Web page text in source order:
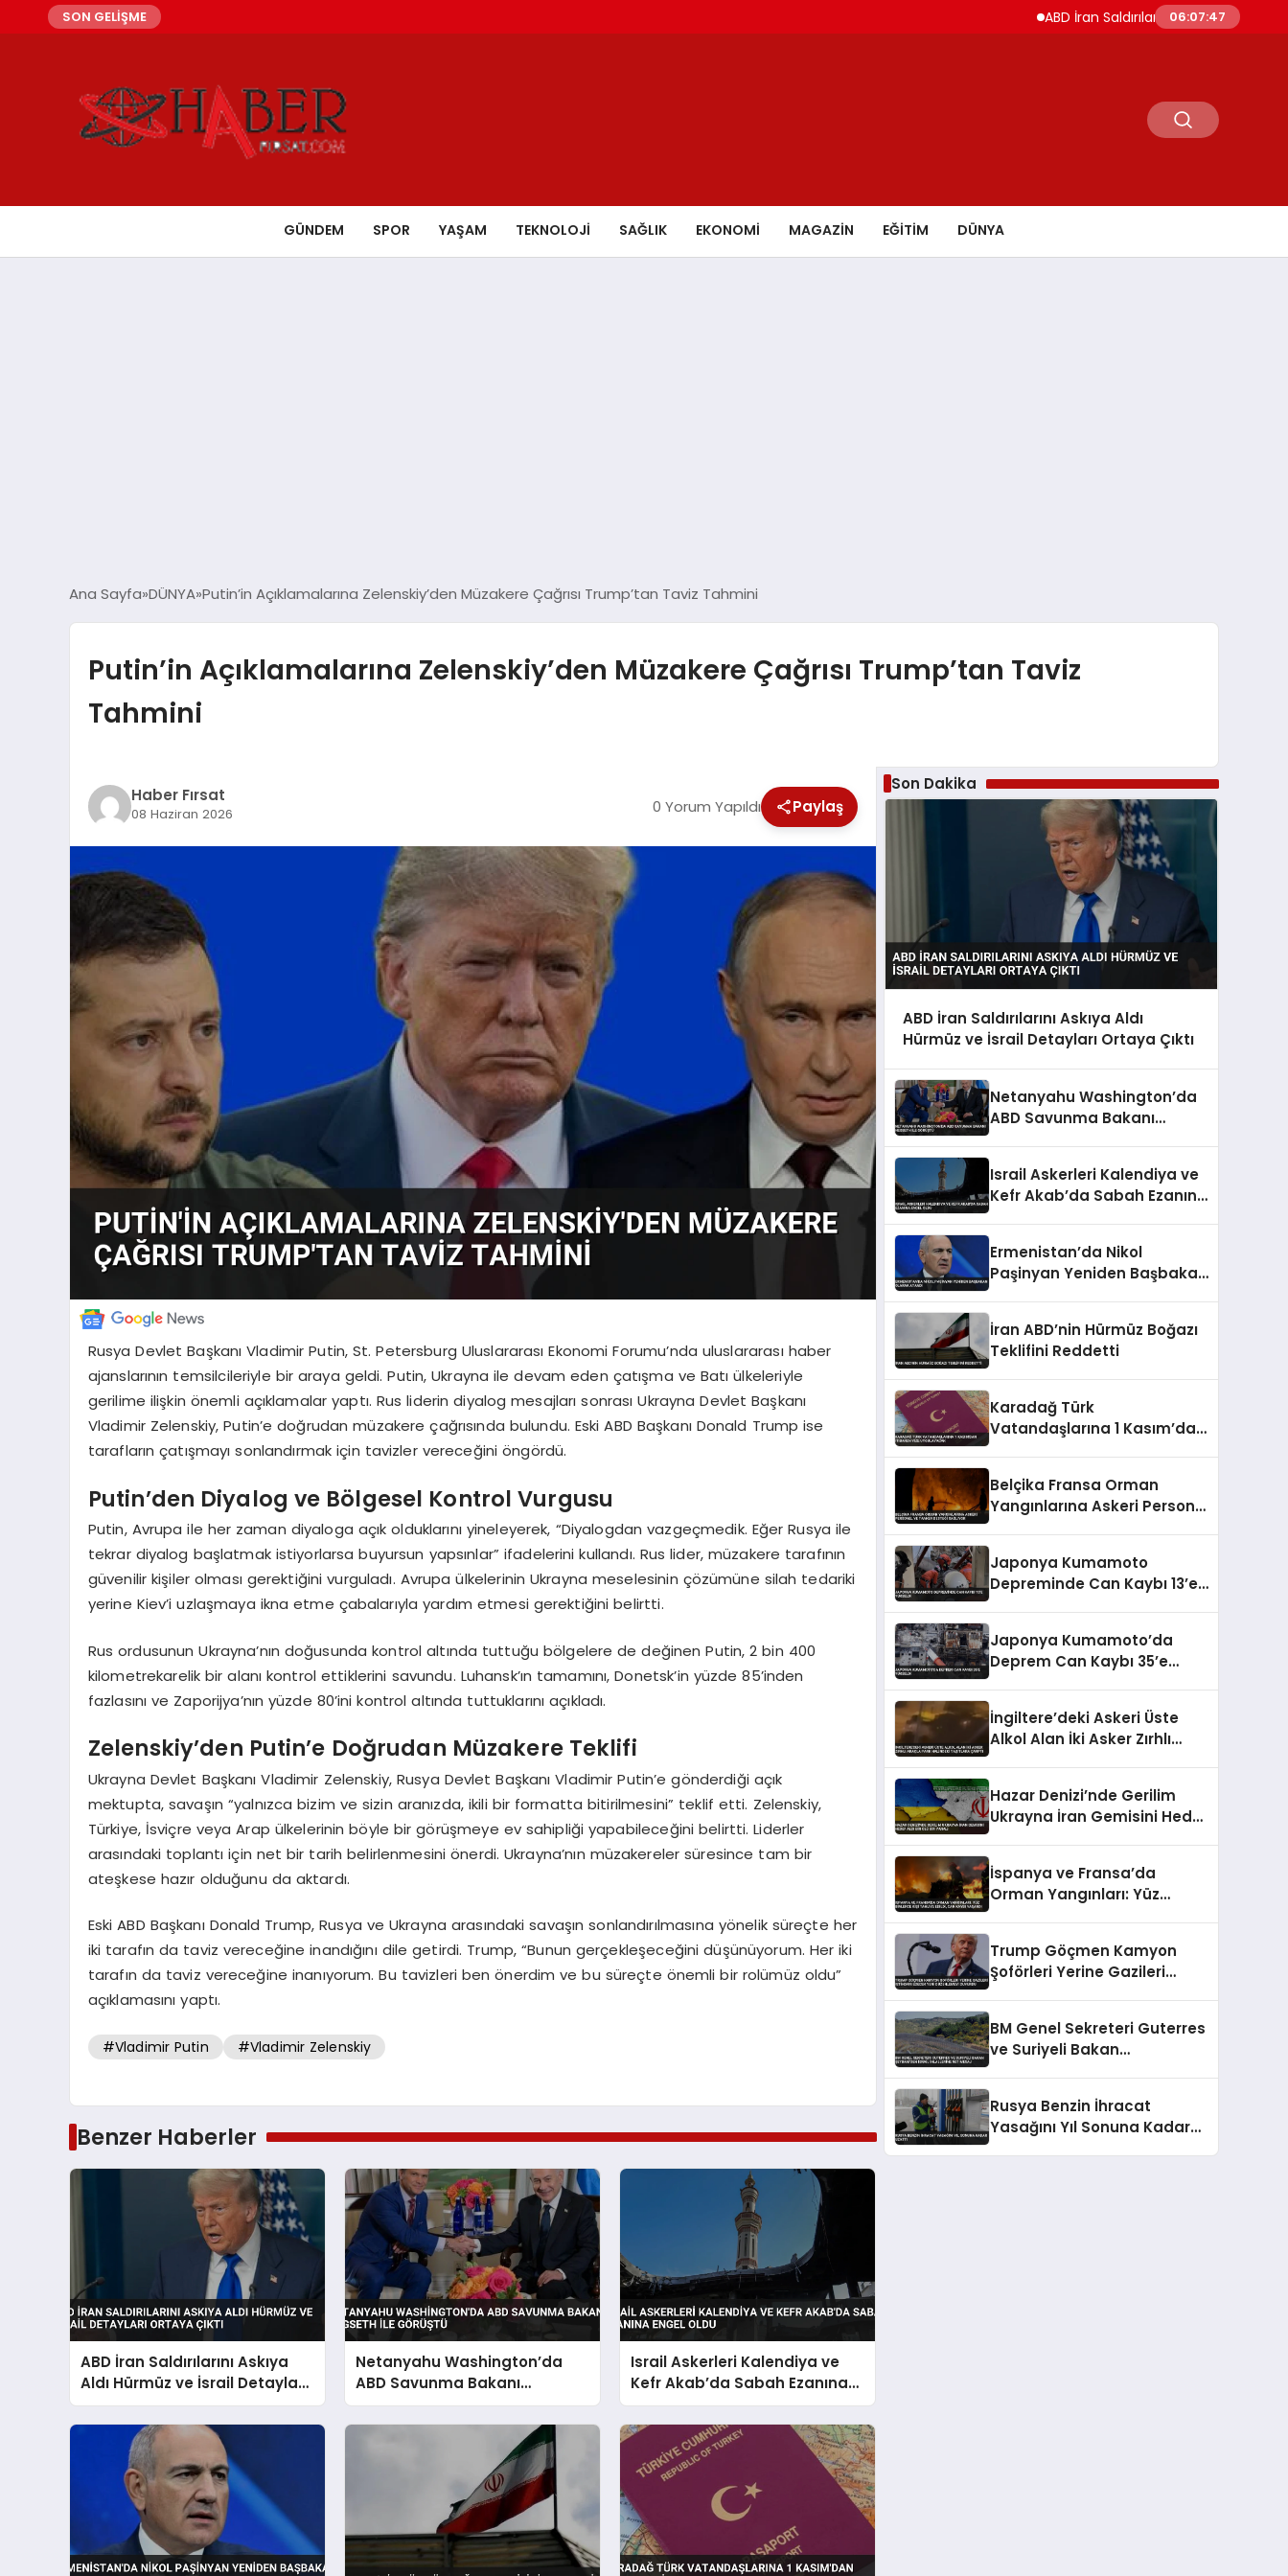
SON GELİŞME ABD İran Saldırılarını Askıya Aldı Hürmüz
06:07:48
GÜNDEM SPOR YAŞAM TEKNOLOJİ SAĞLIK EKONOMİ MAGAZİN EĞİTİM DÜNYA
Ana Sayfa DÜNYA Putin’in Açıklamalarına Zelenskiy’den Müzakere Çağrısı Trump’tan Taviz Tahmini
Putin’in Açıklamalarına Zelenskiy’den Müzakere Çağrısı Trump’tan Taviz
Tahmini
Haber Fırsat
08 Haziran 2026 0 Yorum Yapıldı Paylaş
Rusya Devlet Başkanı Vladimir Putin, St. Petersburg Uluslararası Ekonomi Forumu’nda uluslararası haber
ajanslarının temsilcileriyle bir araya geldi. Putin, Ukrayna ile devam eden çatışma ve Batı ülkeleriyle
gerilime ilişkin önemli açıklamalar yaptı. Rus liderin diyalog mesajları sonrası Ukrayna Devlet Başkanı
Vladimir Zelenskiy, Putin’e doğrudan müzakere çağrısında bulundu. Eski ABD Başkanı Donald Trump ise
tarafların çatışmayı sonlandırmak için tavizler vereceğini öngördü.
Putin’den Diyalog ve Bölgesel Kontrol Vurgusu
Putin, Avrupa ile her zaman diyaloga açık olduklarını yineleyerek, “Diyalogdan vazgeçmedik. Eğer Rusya ile
tekrar diyalog başlatmak istiyorlarsa buyursun yapsınlar” ifadelerini kullandı. Rus lider, müzakere tarafının
güvenilir kişiler olması gerektiğini vurguladı. Avrupa ülkelerinin Ukrayna meselesinin çözümüne silah tedariki
yerine Kiev’i uzlaşmaya ikna etme çabalarıyla yardım etmesi gerektiğini belirtti.
Rus ordusunun Ukrayna’nın doğusunda kontrol altında tuttuğu bölgelere de değinen Putin, 2 bin 400
kilometrekarelik bir alanı kontrol ettiklerini savundu. Luhansk’ın tamamını, Donetsk’in yüzde 85’inden
fazlasını ve Zaporijya’nın yüzde 80’ini kontrol altında tuttuklarını açıkladı.
Zelenskiy’den Putin’e Doğrudan Müzakere Teklifi
Ukrayna Devlet Başkanı Vladimir Zelenskiy, Rusya Devlet Başkanı Vladimir Putin’e gönderdiği açık
mektupta, savaşın “yalnızca bizim ve sizin aranızda, ikili bir formatta bitirilmesini” teklif etti. Zelenskiy,
Türkiye, İsviçre veya Arap ülkelerinin böyle bir görüşmeye ev sahipliği yapabileceğini belirtti. Liderler
arasındaki toplantı için net bir tarih belirlenmesini önerdi. Ukrayna’nın müzakereler süresince tam bir
ateşkese hazır olduğunu da aktardı.
Eski ABD Başkanı Donald Trump, Rusya ve Ukrayna arasındaki savaşın sonlandırılmasına yönelik süreçte her
iki tarafın da taviz vereceğine inandığını dile getirdi. Trump, “Bunun gerçekleşeceğini düşünüyorum. Her iki
tarafın da taviz vereceğine inanıyorum. Bu tavizleri ben önerdim ve bu süreçte önemli bir rolümüz oldu”
açıklamasını yaptı.
#Vladimir Putin #Vladimir Zelenskiy
Benzer Haberler
ABD İran Saldırılarını Askıya
Aldı Hürmüz ve İsrail Detayları
Ortaya Çıktı
Netanyahu Washington’da
ABD Savunma Bakanı
Hegseth ile Görüştü
Israil Askerleri Kalendiya ve
Kefr Akab’da Sabah Ezanına
Engel Oldu
Son Dakika
ABD İran Saldırılarını Askıya Aldı
Hürmüz ve İsrail Detayları Ortaya Çıktı
Netanyahu Washington’da
ABD Savunma Bakanı
Israil Askerleri Kalendiya ve
Kefr Akab’da Sabah Ezanına
Ermenistan’da Nikol
Paşinyan Yeniden Başbakan
İran ABD’nin Hürmüz Boğazı
Teklifini Reddetti
Karadağ Türk
Vatandaşlarına 1 Kasım’dan
Belçika Fransa Orman
Yangınlarına Askeri Personel
Japonya Kumamoto
Depreminde Can Kaybı 13’e
Japonya Kumamoto’da
Deprem Can Kaybı 35’e
İngiltere’deki Askeri Üste
Alkol Alan İki Asker Zırhlı
Hazar Denizi’nde Gerilim
Ukrayna İran Gemisini Hedef
İspanya ve Fransa’da
Orman Yangınları: Yüz
Trump Göçmen Kamyon
Şoförleri Yerine Gazileri
BM Genel Sekreteri Guterres
ve Suriyeli Bakan
Rusya Benzin İhracat
Yasağını Yıl Sonuna Kadar